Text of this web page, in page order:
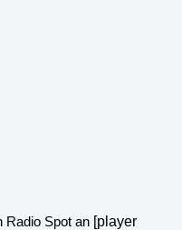
Radio Spot an [player